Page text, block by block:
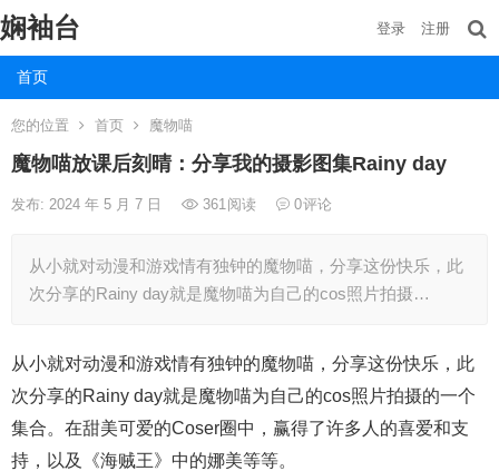
娴袖台
首页
登录 注册
您的位置 首页 魔物喵
魔物喵放课后刻晴：分享我的摄影图集Rainy day
发布: 2024 年 5 月 7 日 361阅读 0评论
从小就对动漫和游戏情有独钟的魔物喵，分享这份快乐，此
次分享的Rainy day就是魔物喵为自己的cos照片拍摄…
从小就对动漫和游戏情有独钟的魔物喵，分享这份快乐，此
次分享的Rainy day就是魔物喵为自己的cos照片拍摄的一个
集合。在甜美可爱的Coser圈中，赢得了许多人的喜爱和支
持，以及《海贼王》中的娜美等等。